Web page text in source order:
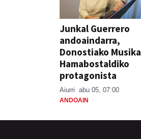
Junkal Guerrero
andoaindarra,
Donostiako Musika
Hamabostaldiko
protagonista
Aiurri abu 05, 07:00
ANDOAIN